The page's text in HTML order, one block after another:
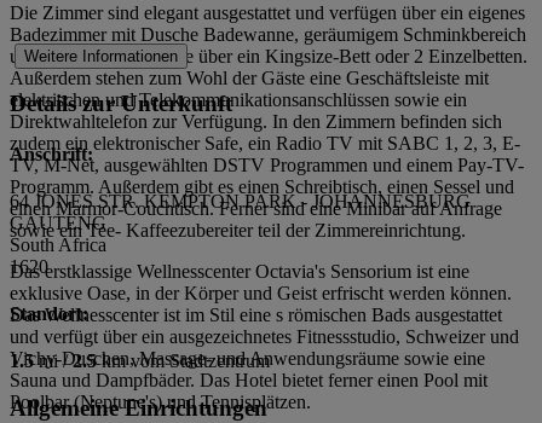
Die Zimmer sind elegant ausgestattet und verfügen über ein eigenes
Badezimmer mit Dusche Badewanne, geräumigem Schminkbereich
und Haartrockner sowie über ein Kingsize-Bett oder 2 Einzelbetten.
Außerdem stehen zum Wohl der Gäste eine Geschäftsleiste mit
elektrischen und Telekommunikationsanschlüssen sowie ein
Direktwahltelefon zur Verfügung. In den Zimmern befinden sich
zudem ein elektronischer Safe, ein Radio TV mit SABC 1, 2, 3, E-
TV, M-Net, ausgewählten DSTV Programmen und einem Pay-TV-
Programm. Außerdem gibt es einen Schreibtisch, einen Sessel und
einen Marmor-Couchtisch. Ferner sind eine Minibar auf Anfrage
sowie ein Tee- Kaffeezubereiter teil der Zimmereinrichtung.
Das erstklassige Wellnesscenter Octavia's Sensorium ist eine
exklusive Oase, in der Körper und Geist erfrischt werden können.
Das Wellnesscenter ist im Stil eine s römischen Bads ausgestattet
und verfügt über ein ausgezeichnetes Fitnessstudio, Schweizer und
Vichy-Duschen, Massage- und Anwendungsräume sowie eine
Sauna und Dampfbäder. Das Hotel bietet ferner einen Pool mit
Poolbar (Neptune's) und Tennisplätzen.
Weitere Informationen
Details zur Unterkunft
Anschrift:
64 JONES STR. KEMPTON PARK - JOHANNESBURG
GAUTENG
South Africa
1620
Standort:
1.5mi /2.5km vom Stadtzentrum
Allgemeine Einrichtungen